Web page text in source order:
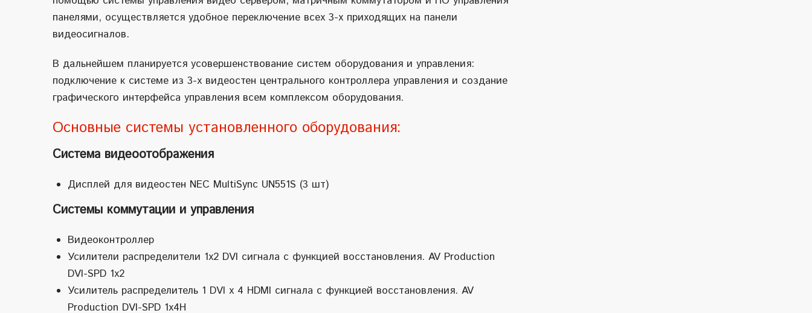
панелями, осуществляется удобное переключение всех 3-х приходящих на панели
видеосигналов.
В дальнейшем планируется усовершенствование систем оборудования и управления:
подключение к системе из 3-х видеостен центрального контроллера управления и создание
графического интерфейса управления всем комплексом оборудования.
Основные системы установленного оборудования:
Система видеоотображения
Дисплей для видеостен NEC MultiSync UN551S (3 шт)
Системы коммутации и управления
Видеоконтроллер
Усилители распределители 1х2 DVI сигнала с функцией восстановления. AV Production
DVI-SPD 1x2
Усилитель распределитель 1 DVI х 4 HDMI сигнала с функцией восстановления. AV
Production DVI-SPD 1x4H